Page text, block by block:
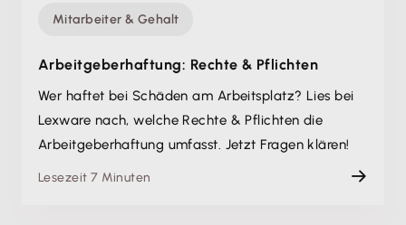
Mitarbeiter & Gehalt
Arbeitgeberhaftung: Rechte & Pflichten
Wer haftet bei Schäden am Arbeitsplatz? Lies bei
Lexware nach, welche Rechte & Pflichten die
Arbeitgeberhaftung umfasst. Jetzt Fragen klären!
Lesezeit 7 Minuten